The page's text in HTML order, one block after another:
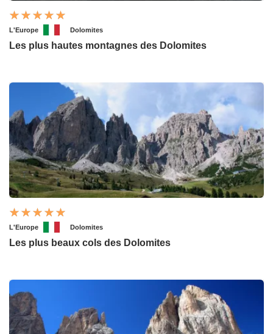
L'Europe Dolomites
Les plus hautes montagnes des Dolomites
L'Europe Dolomites
Les plus beaux cols des Dolomites